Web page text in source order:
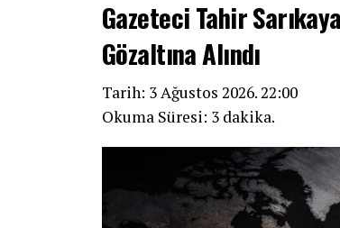
Gazeteci Tahir
Gözaltına Alındı
Tarih: 3 Ağustos 2026. 22:00
Okuma Süresi: 3 dakika.